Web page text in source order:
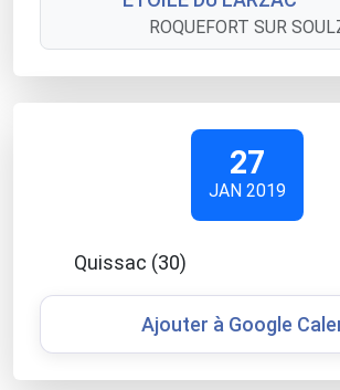
ROQUEFORT SUR
27
JAN 2019
Quissac (30)
Ajouter à Google